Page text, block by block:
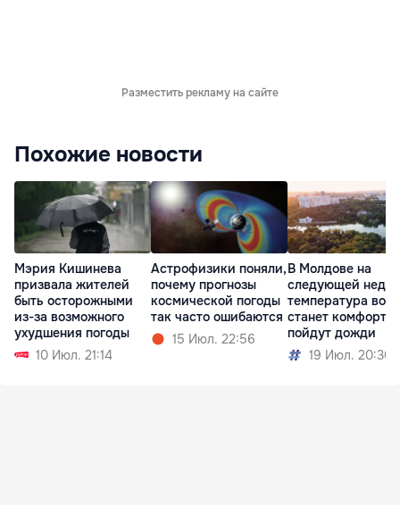
Разместить рекламу на сайте
Похожие новости
Мэрия Кишинева
призвала жителей
быть осторожными
из-за возможного
ухудшения погоды
10 Июл. 21:14
Астрофизики поняли,
почему прогнозы
космической погоды
так часто ошибаются
15 Июл. 22:56
В Молдове на
следующей
температура
станет
пойдут дожди
19 Июл. 20:30